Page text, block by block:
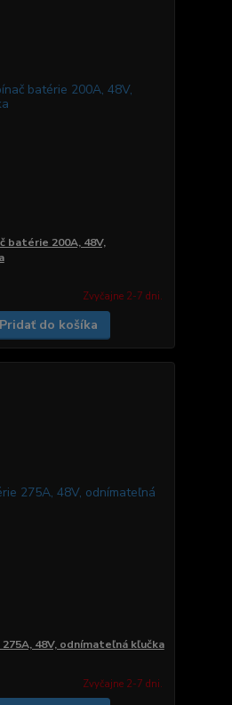
batérie 200A, 48V,
Zvyčajne 2-7 dni.
Pridať do košíka
48V, odnímateľná kľučka
Zvyčajne 2-7 dni.